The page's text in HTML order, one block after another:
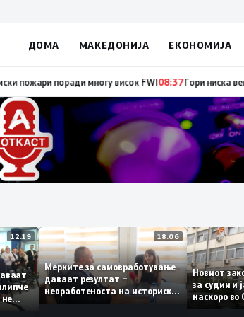
ДОМА МАКЕДОНИЈА ЕКОНОМИЈА
зголемен ризик од појава и брзо ширење на
12:19
не
18:06
Мерките за самовработување
даваат резултат –
невработеноста на историски
најниско ниво од 11,3%
Новиот
за